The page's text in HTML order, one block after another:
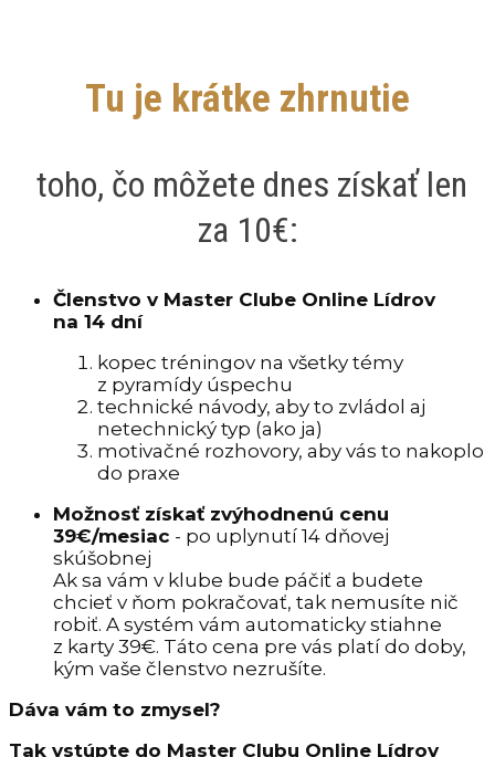
Tu je krátke zhrnutie
toho, čo môžete dnes získať len
za 10€:
Členstvo v Master Clube Online Lídrov
na 14 dní
kopec tréningov na všetky témy
z pyramídy úspechu
technické návody, aby to zvládol aj
netechnický typ (ako ja)
motivačné rozhovory, aby vás to nakoplo
do praxe
Možnosť získať zvýhodnenú cenu
39€/mesiac - po uplynutí 14 dňovej
skúšobnej
Ak sa vám v klube bude páčiť a budete
chcieť v ňom pokračovať, tak nemusíte nič
robiť. A systém vám automaticky stiahne
z karty 39€. Táto cena pre vás platí do doby,
kým vaše členstvo nezrušíte.
Dáva vám to zmysel?
Tak vstúpte do Master Clubu Online Lídrov